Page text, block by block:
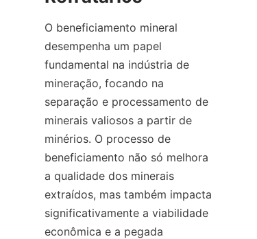
O beneficiamento mineral
desempenha um papel
fundamental na indústria de
mineração, focando na
separação e processamento de
minerais valiosos a partir de
minérios. O processo de
beneficiamento não só melhora
a qualidade dos minerais
extraídos, mas também impacta
significativamente a viabilidade
econômica e a pegada